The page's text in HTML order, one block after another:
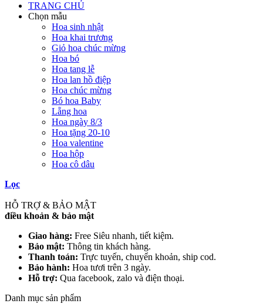
TRANG CHỦ
Chọn mẫu
Hoa sinh nhật
Hoa khai trương
Giỏ hoa chúc mừng
Hoa bó
Hoa tang lễ
Hoa lan hồ điệp
Hoa chúc mừng
Bó hoa Baby
Lẵng hoa
Hoa ngày 8/3
Hoa tặng 20-10
Hoa valentine
Hoa hộp
Hoa cô dâu
Lọc
HỖ TRỢ & BẢO MẬT
điều khoản & bảo mật
Giao hàng: Free Siêu nhanh, tiết kiệm.
Bảo mật: Thông tin khách hàng.
Thanh toán: Trực tuyến, chuyển khoản, ship cod.
Bảo hành: Hoa tươi trên 3 ngày.
Hỗ trợ: Qua facebook, zalo và điện thoại.
Danh mục sản phẩm